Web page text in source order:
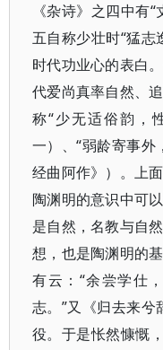
《杂诗》之四中有
五自称少壮时“猛志
时代功业心的表白
代爱尚真率自然、
称“少无适俗韵，
一）、“弱龄寄事外
经曲阿作》）。上
陶渊明的意识中可
是自然，名教与自
想，也是陶渊明的
有云：“余尝学仕
志。”又《归去来兮
役。于是怅然慷慨